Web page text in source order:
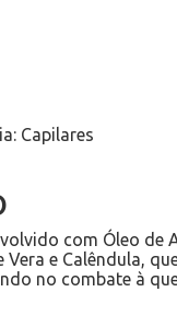
Capilares
com Óleo de
e Calêndula,
no combate à